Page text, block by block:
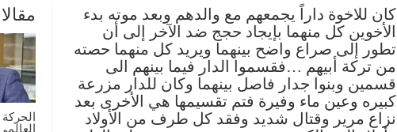
الحركة
كان للاخوة داراً يجمعهم مع والدهم وبعد موته بدء
الأخوين كل منهما بإيجاد حجج ضد الآخر إلى أن
تطور إلى صراع واضح بينهما ويريد كل منهما حصته
من تركة أبيهم …فقسموا الدار فيما بينهم الى
قسمين وبنوا جدار فاصل بينهما وكان للدار مزرعة
كبيره وعين ماء وفيرة فتم تقسيمها هي الأخرى بعد
نزاع مرير وقتال شديد وفقد كل طرف من الأولاد